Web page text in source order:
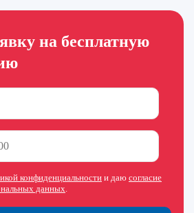
на бесплатную
конфиденциальности и даю согласие
данных.